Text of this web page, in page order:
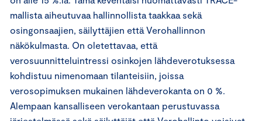
mallista aiheutuvaa hallinnollista taakkaa sekä
osingonsaajien, säilyttäjien että Verohallinnon
näkökulmasta. On oletettavaa, että
verosuunnitteluintressi osinkojen lähdeverotuksessa
kohdistuu nimenomaan tilanteisiin, joissa
verosopimuksen mukainen lähdeverokanta on 0 %.
Alempaan kansalliseen verokantaan perustuvassa